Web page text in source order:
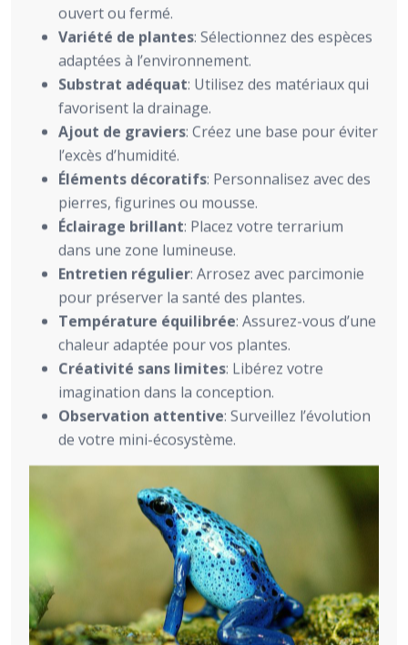
ouvert ou fermé.
Variété de plantes: Sélectionnez des espèces
adaptées à l’environnement.
Substrat adéquat: Utilisez des matériaux qui
favorisent la drainage.
Ajout de graviers: Créez une base pour éviter
l’excès d’humidité.
Éléments décoratifs: Personnalisez avec des
pierres, figurines ou mousse.
Éclairage brillant: Placez votre terrarium
dans une zone lumineuse.
Entretien régulier: Arrosez avec parcimonie
pour préserver la santé des plantes.
Température équilibrée: Assurez-vous d’une
chaleur adaptée pour vos plantes.
Créativité sans limites: Libérez votre
imagination dans la conception.
Observation attentive: Surveillez l’évolution
de votre mini-écosystème.